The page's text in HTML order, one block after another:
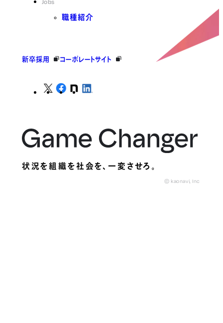
Jobs
職種紹介
新卒採用 コーポレートサイト
状況を組織を社会を、一変させろ。
© kaonavi, Inc